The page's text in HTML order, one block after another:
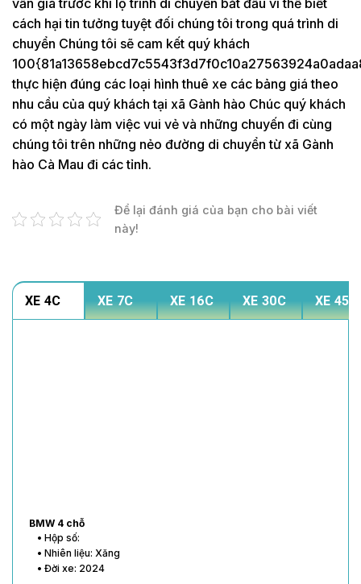
vấn giá trước khi lộ trình di chuyển bắt đầu vì thế biết
cách hại tin tưởng tuyệt đối chúng tôi trong quá trình di
chuyển Chúng tôi sẽ cam kết quý khách
thực hiện đúng các loại hình thuê xe các bảng giá theo
nhu cầu của quý khách tại xã Gành hào Chúc quý khách
có một ngày làm việc vui vẻ và những chuyến đi cùng
chúng tôi trên những nẻo đường di chuyển từ xã Gành
hào Cà Mau đi các tỉnh.
Để lại đánh giá của bạn cho bài viết
này!
XE 4C XE 7C XE 16C XE 30C XE 45C
BMW 4 chỗ
• Hộp số:
• Nhiên liệu: Xăng
• Đời xe: 2024